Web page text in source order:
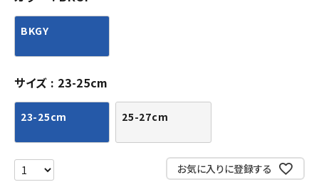
BKGY
サイズ 23-25cm
23-25cm 25-27cm
お気に入りに登録する